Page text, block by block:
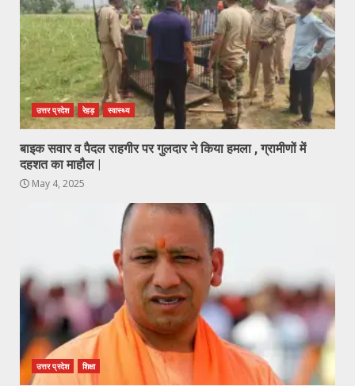
उत्तर प्रदेश रेहड़ स्वास्थ्य
बाइक सवार व पैदल राहगीर पर गुलदार ने किया हमला , ग्रामीणों में
दहशत का माहौल |
May 4, 2025
उत्तर प्रदेश शिक्षा